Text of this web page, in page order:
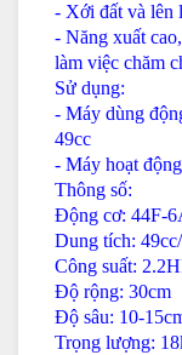
- Xới đất và lên
- Năng xuất
làm việc chăm
Sử dụng:
- Máy dùng
49cc
- Máy hoạt
Thông số:
Động cơ: 44F-
Dung tích:
Công suất:
Độ rộng: 30cm
Độ sâu: 10-
Trọng lượng: